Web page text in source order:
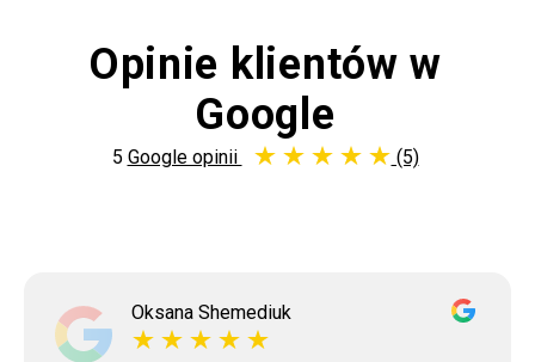
Opinie klientów w
Google
5 Google opinii (5)
Oksana Shemediuk